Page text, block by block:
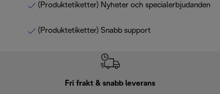
(Produktetiketter) Nyheter och specialerbjudanden
(Produktetiketter) Snabb support
Fri frakt & snabb leverans